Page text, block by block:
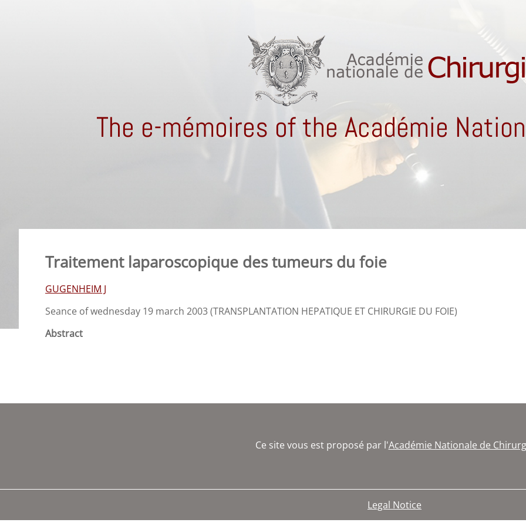
The e-mémoires of the Académie
Traitement laparoscopique des tumeurs du foie
GUGENHEIM J
Seance of wednesday 19 march 2003 (TRANSPLANTATION HEPATIQUE ET CHIRURGIE DU FOIE)
Abstract
Ce site vous est proposé par l'Académie Nationale de
Legal Notice